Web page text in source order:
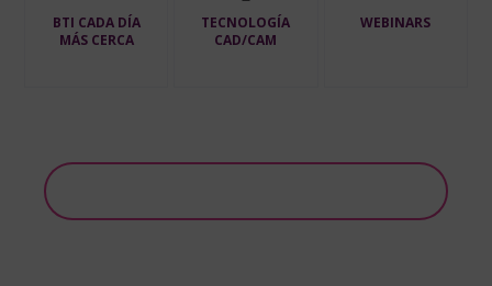
BTI CADA DÍA
MÁS CERCA
TECNOLOGÍA
CAD/CAM
WEBINARS